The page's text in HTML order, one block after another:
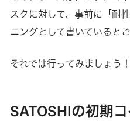
スクに対して、事前に「耐
ニングとして書いていると
それでは行ってみましょう！
SATOSHIの初期